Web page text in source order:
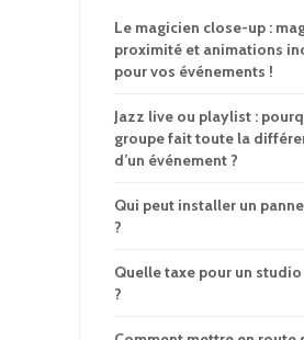
Le magicien close-up :
proximité et animations
pour vos événements !
Jazz live ou playlist :
groupe fait toute la
d’un événement ?
Qui peut installer un
?
Quelle taxe pour un
?